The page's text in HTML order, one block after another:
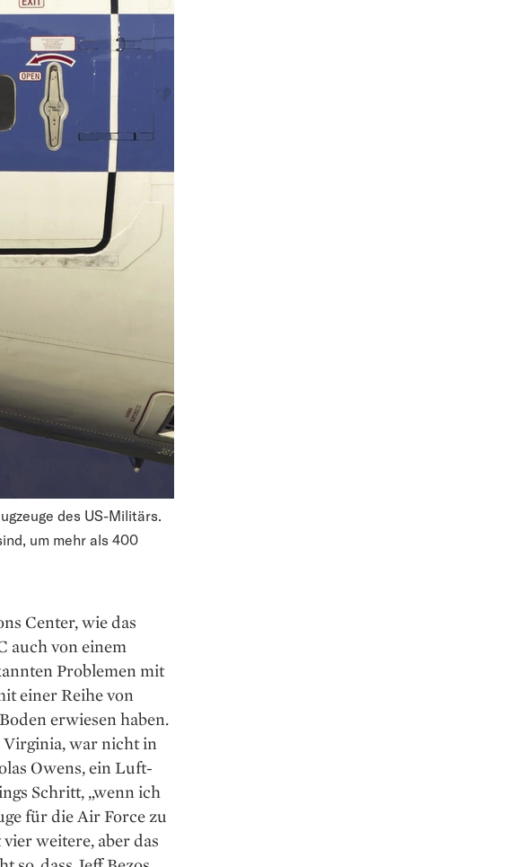
des US-Militärs.
um mehr als 400
Center, wie das
auch von einem
Problemen mit
einer Reihe von
erwiesen haben.
Virginia, war nicht in
Owens, ein Luft-
Schritt, „wenn ich
für die Air Force zu
weitere, aber das